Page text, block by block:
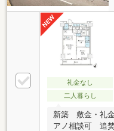
礼金なし
二人暮らし
新築 敷金・礼
アノ相談可 追